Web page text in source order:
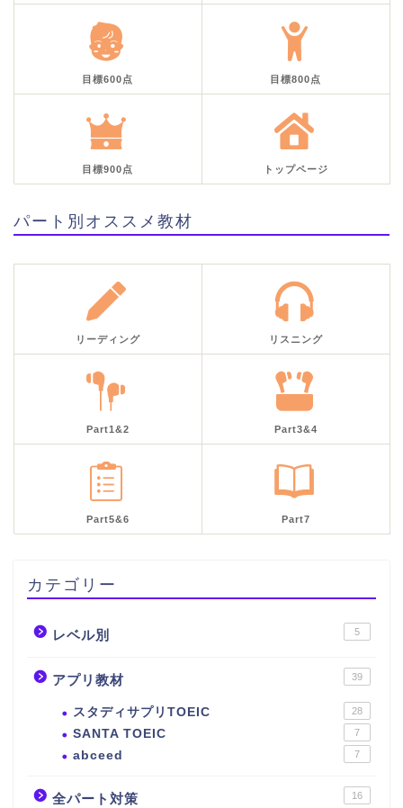
目標600点 目標800点
目標900点 トップページ
パート別オススメ教材
リーディング リスニング
Part1&2 Part3&4
Part5&6 Part7
カテゴリー
レベル別 5
アプリ教材 39
スタディサプリTOEIC 28
SANTA TOEIC 7
abceed 7
全パート対策 16